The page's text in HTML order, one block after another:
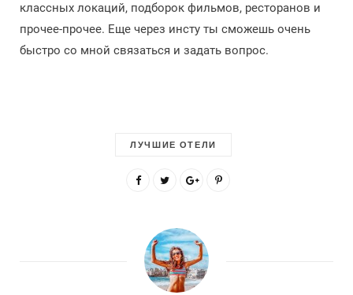
классных локаций, подборок фильмов, ресторанов и
прочее-прочее. Еще через инсту ты сможешь очень
быстро со мной связаться и задать вопрос.
ЛУЧШИЕ ОТЕЛИ